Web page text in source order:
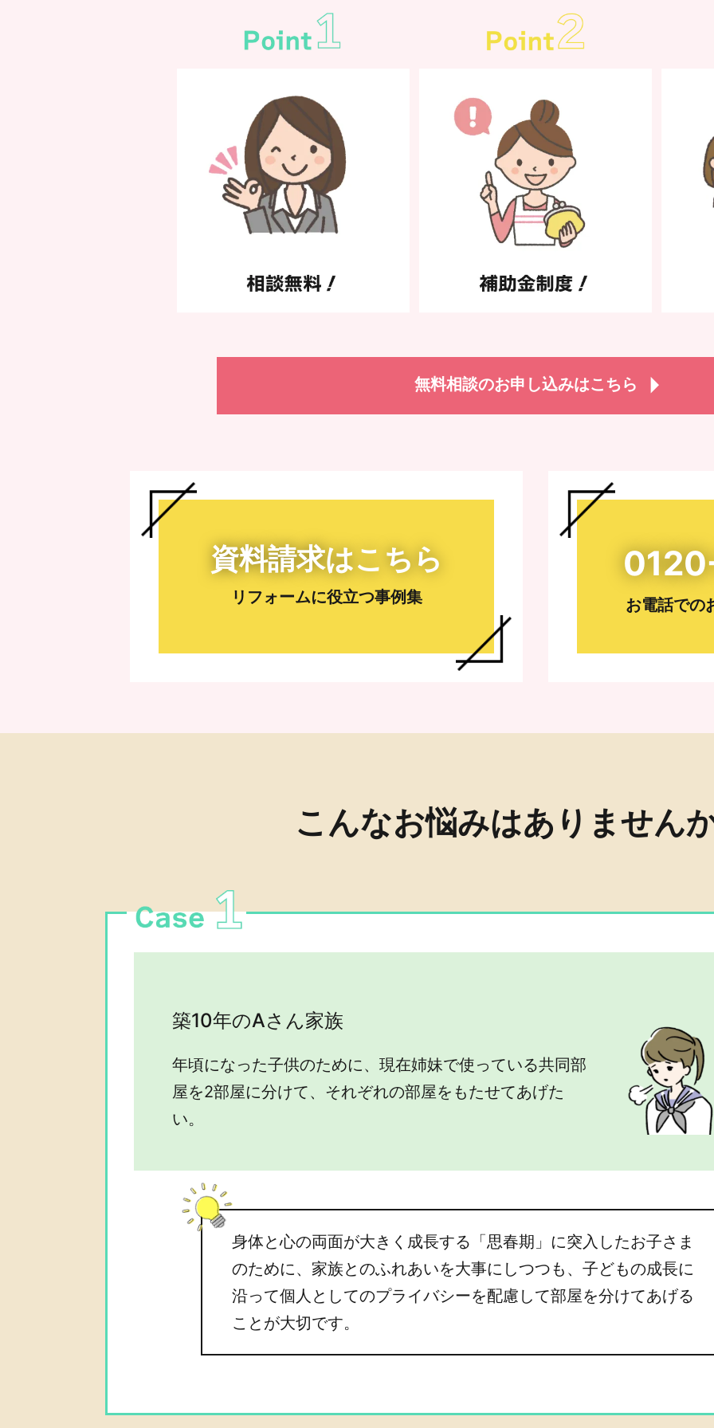
無料相談のお申し込みはこちら
資料請求はこちら
リフォームに役立つ事例集 お電話での
こんなお悩みはありません
築10年のAさん家族
年頃になった子供のために、現在姉妹で使っている共同部
屋を2部屋に分けて、それぞれの部屋をもたせてあげた
い。
身体と心の両面が大きく成長する「思春期」に突入したお子さま
のために、家族とのふれあいを大事にしつつも、子どもの成長に
沿って個人としてのプライバシーを配慮して部屋を分けてあげる
ことが大切です。